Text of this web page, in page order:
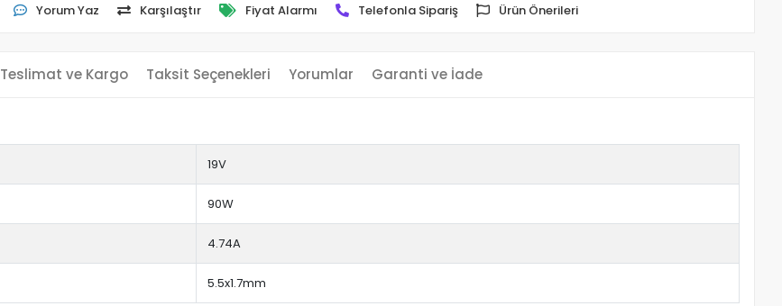
Yorum Yaz Karşılaştır Fiyat Alarmı Telefonla Sipariş Ürün Önerileri
Teslimat ve Kargo Taksit Seçenekleri Yorumlar Garanti ve İade
19V
90W
4.74A
5.5x1.7mm